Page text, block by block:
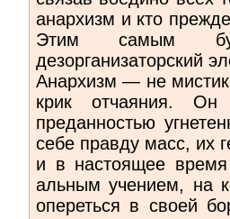
анархизм и кто
Этим самым
дезорганизаторский
Анархизм — не
крик отчаяния.
преданностью
себе правду масс, их
и в настоящее
альным учением, на
опереться в своей